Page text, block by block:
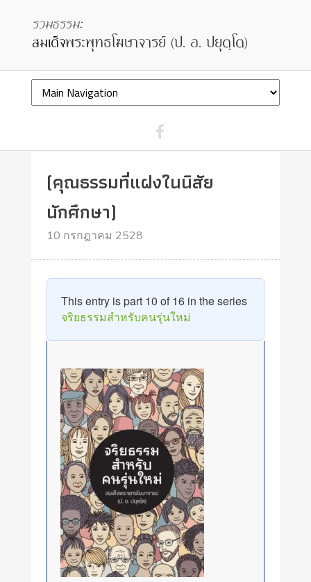
(คุณธรรมที่แฝงในนิสัย
นักศึกษา)
10 กรกฎาคม 2528
This entry is part 10 of 16 in the series
จริยธรรมสำหรับคนรุ่นใหม่